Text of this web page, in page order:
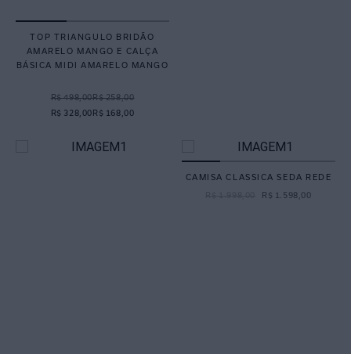
TOP TRIANGULO BRIDÃO
AMARELO MANGO E CALÇA
BÁSICA MIDI AMARELO MANGO
R$ 498,00
R$ 328,00
R$ 258,00
R$ 168,00
CAMISA CLASSICA SEDA REDE
R$ 1 598 00